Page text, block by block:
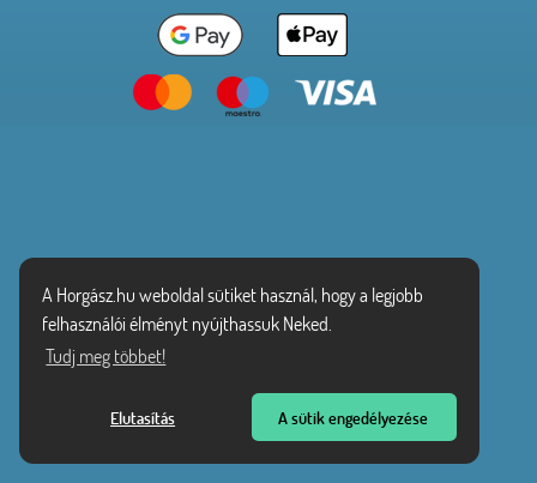
A Horgász.hu weboldal sütiket használ, hogy a legjobb
felhasználói élményt nyújthassuk Neked.
Tudj meg többet!
Elutasítás A sütik engedélyezése